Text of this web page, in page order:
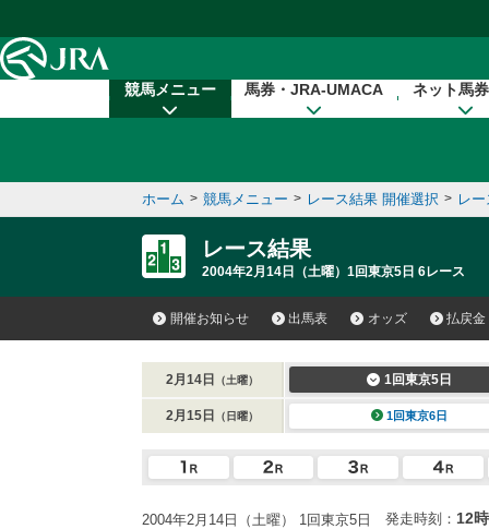
競馬メニュー 馬券・JRA-UMACA ネット馬
ホーム > 競馬メニュー > レース結果 開催選択 > レ
レース結果
2004年2月14日（土曜）1回東京5日 6レース
開催お知らせ 出馬表 オッズ 払戻金
2月14日 （土曜） 1回東京5日
2月15日 （日曜） 1回東京6日
2004年2月14日（土曜） 1回東京5日 発走時刻： 12